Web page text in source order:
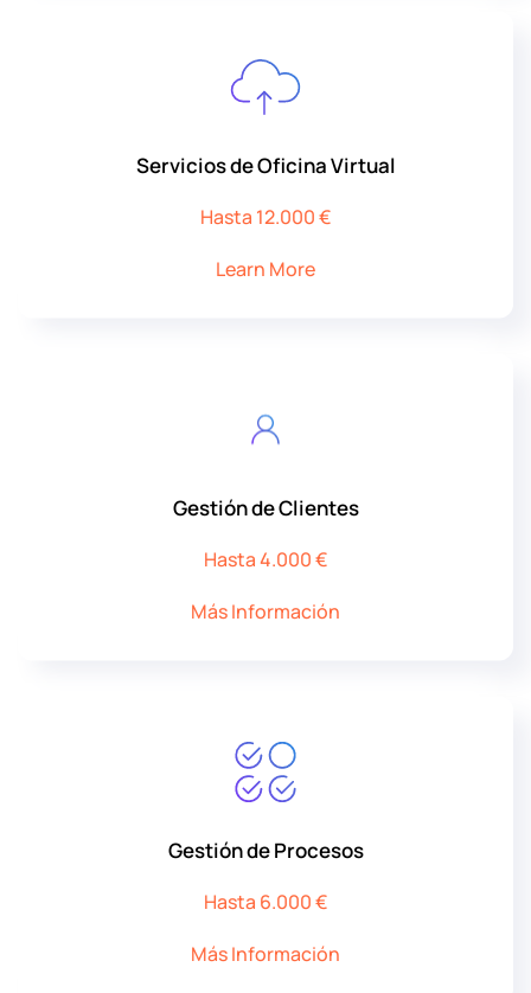
Servicios de Oficina Virtual
Hasta 12.000 €
Learn More
Gestión de Clientes
Hasta 4.000 €
Más Información
Gestión de Procesos
Hasta 6.000 €
Más Información